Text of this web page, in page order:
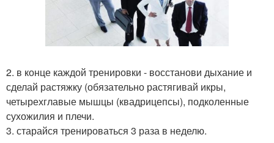
2. в конце каждой тренировки - восстанови дыхание и
сделай растяжку (обязательно растягивай икры,
четырехглавые мышцы (квадрицепсы), подколенные
сухожилия и плечи.
3. старайся тренироваться 3 раза в неделю.